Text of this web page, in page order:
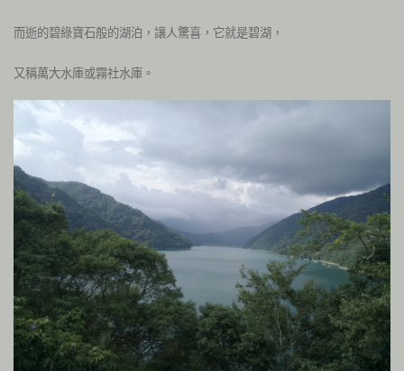
而逝的碧綠寶石般的湖泊，讓人驚喜，它就是碧湖，
又稱萬大水庫或霧社水庫。